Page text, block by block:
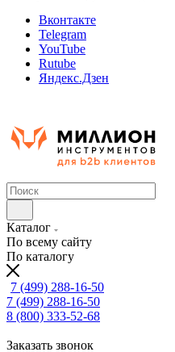
Вконтакте
Telegram
YouTube
Rutube
Яндекс.Дзен
Каталог
По всему сайту
По каталогу
7 (499) 288-16-50
7 (499) 288-16-50
8 (800) 333-52-68
Заказать звонок